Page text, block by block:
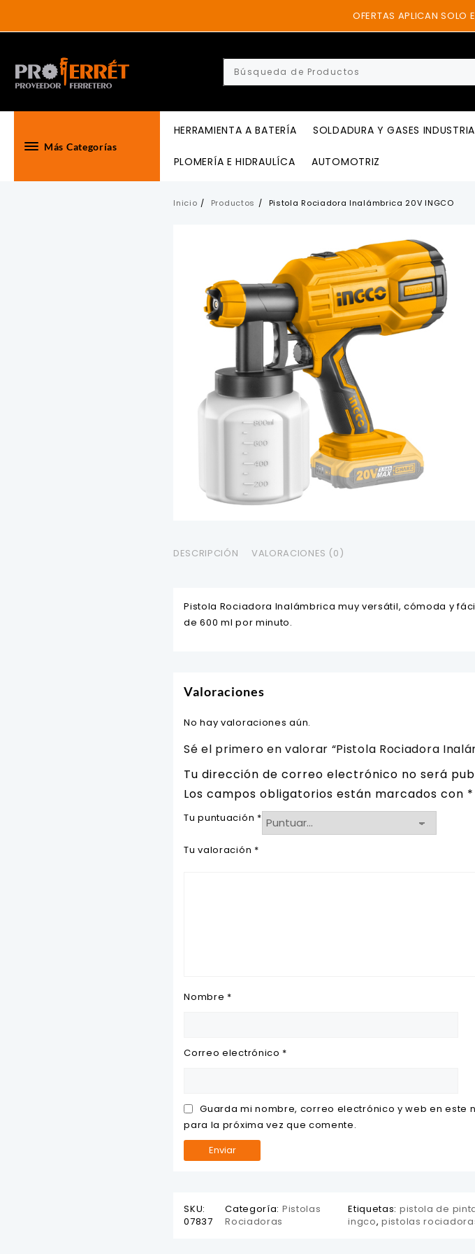
content
OFERTAS APLICAN SOLO
Más Categorías
HERRAMIENTA A BATERÍA SOLDADURA Y GASES
PLOMERÍA E HIDRAULÍCA AUTOMOTRIZ
Inicio Productos Pistola Rociadora Inalámbrica 20V INGCO
DESCRIPCIÓN VALORACIONES (0)
Pistola Rociadora Inalámbrica muy versátil, cómoda y
de 600 ml por minuto.
Valoraciones
No hay valoraciones aún.
Sé el primero en valorar “Pistola Rociadora
Tu dirección de correo electrónico no será
Los campos obligatorios están marcados con *
Tu puntuación *
Tu valoración *
Nombre *
Correo electrónico *
Guarda mi nombre, correo electrónico y web en este
para la próxima vez que comente.
SKU:
07837
Categoría: Pistolas
Rociadoras
Etiquetas: pistola de
ingco,pistolas